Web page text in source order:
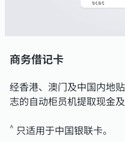
商务借记卡
经香港、澳门及中国内地
志的自动柜员机提取现金
^ 只适用于中国银联卡。